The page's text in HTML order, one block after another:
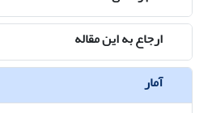
ارجاع به این مقاله
آمار